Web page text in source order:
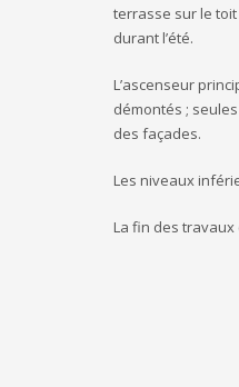
terrasse sur le
durant l’été.
L’ascenseur
démontés ;
des façades.
Les niveaux
La fin des